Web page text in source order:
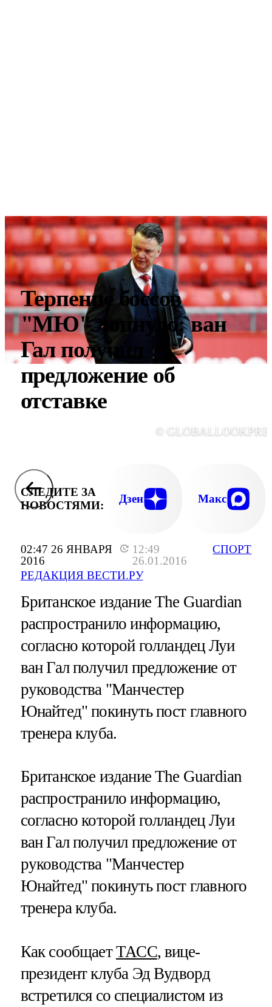
02:47 26 ЯНВАРЯ
2016
12:49
26.01.2016
РЕДАКЦИЯ ВЕСТИ.РУ
СПОРТ
Терпение боссов
"МЮ" лопнуло: ван
Гал получил
предложение об
отставке
©
СЛЕДИТЕ ЗА
НОВОСТЯМИ:
Дзен Макс
Британское издание The Guardian
распространило информацию,
согласно которой голландец Луи
ван Гал получил предложение от
руководства "Манчестер
Юнайтед" покинуть пост главного
тренера клуба.
Британское издание The Guardian
распространило информацию,
согласно которой голландец Луи
ван Гал получил предложение от
руководства "Манчестер
Юнайтед" покинуть пост главного
тренера клуба.
Как сообщаетТАСС, вице-
президент клуба Эд Вудворд
встретился со специалистом из